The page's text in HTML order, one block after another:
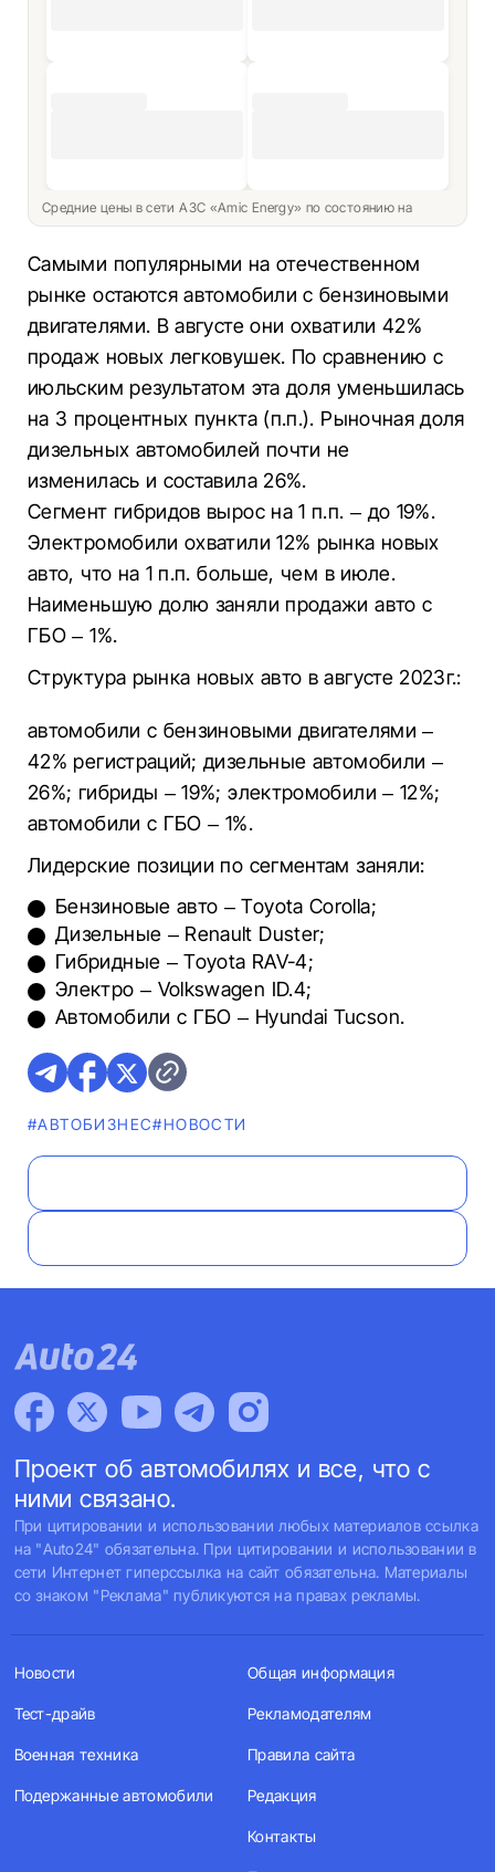
Средние цены в сети АЗС «Amic Energy» по состоянию на
Самыми популярными на отечественном
рынке остаются автомобили с бензиновыми
двигателями. В августе они охватили 42%
продаж новых легковушек. По сравнению с
июльским результатом эта доля уменьшилась
на 3 процентных пункта (п.п.). Рыночная доля
дизельных автомобилей почти не
изменилась и составила 26%.
Сегмент гибридов вырос на 1 п.п. – до 19%.
Электромобили охватили 12% рынка новых
авто, что на 1 п.п. больше, чем в июле.
Наименьшую долю заняли продажи авто с
ГБО – 1%.
Структура рынка новых авто в августе 2023г.:
автомобили с бензиновыми двигателями –
42% регистраций; дизельные автомобили –
26%; гибриды – 19%; электромобили – 12%;
автомобили с ГБО – 1%.
Лидерские позиции по сегментам заняли:
Бензиновые авто – Toyota Corolla;
Дизельные – Renault Duster;
Гибридные – Toyota RAV-4;
Электро – Volkswagen ID.4;
Автомобили с ГБО – Hyundai Tucson.
#AВТОБИЗНЕС#НОВОСТИ
Проект об автомобилях и все, что с
ними связано.
При цитировании и использовании любых материалов ссылка
на "Auto24" обязательна. При цитировании и использовании в
сети Интернет гиперссылка на сайт обязательна. Материалы
со знаком "Реклама" публикуются на правах рекламы.
Новости
Тест-драйв
Военная техника
Подержанные автомобили
Общая информация
Рекламодателям
Правила сайта
Редакция
Контакты